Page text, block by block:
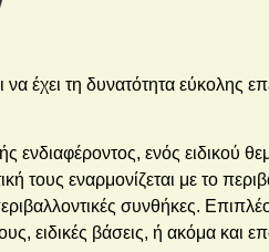
έχει τη δυνατότητα εύκολης
ενός ειδικού
τους εναρμονίζεται με το
συνθήκες.
ειδικές βάσεις, ή ακόμα και